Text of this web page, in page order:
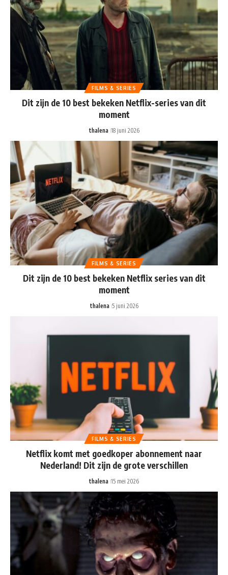
FILMS & SERIES
Dit zijn de 10 best bekeken Netflix-series van dit
moment
thalena 18 juni 2026
FILMS & SERIES
Dit zijn de 10 best bekeken Netflix series van dit
moment
thalena 5 juni 2026
FILMS & SERIES
Netflix komt met goedkoper abonnement naar
Nederland! Dit zijn de grote verschillen
thalena 15 mei 2026